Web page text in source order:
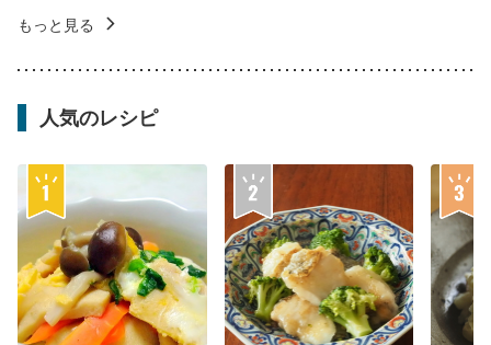
もっと見る
人気のレシピ